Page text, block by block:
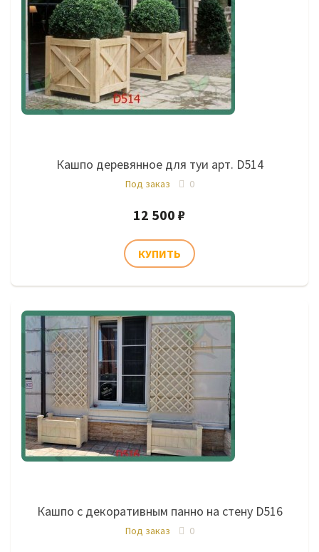
Кашпо деревянное для туи арт. D514
Под заказ 0
12 500 ₽
Кашпо с декоративным панно на стену D516
Под заказ 0